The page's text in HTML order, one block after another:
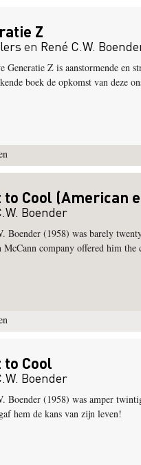
Z
en René C.W.
Generatie Z is aanstormende en
boek de opkomst van deze
to Cool (American
Boender
Boender (1958) was barely
McCann company offered him
to Cool
Boender
Boender (1958) was amper
hem de kans van zijn leven!